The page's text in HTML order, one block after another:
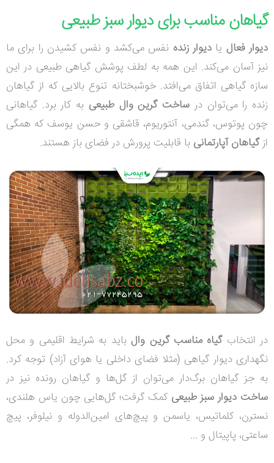
گیاهان مناسب برای دیوار سبز طبیعی
دیوار فعال یا دیوار زنده نفس می‌کشد و نفس کشیدن را برای ما
نیز آسان می‌کند. این همه به لطف پوشش گیاهی طبیعی در این
سازه گیاهی اتفاق می‌افتد. خوشبختانه تنوع بالایی که از گیاهان
زنده را می‌توان در ساخت گرین وال طبیعی به ‌کار برد. گیاهانی
چون پوتوس، گندمی، آنتوریوم، قاشقی و حسن یوسف که همگی
ازگیاهان آپارتمانی با قابلیت پرورش در فضای باز هستند.
در انتخابگیاه مناسب گرین والباید به شرایط اقلیمی و محل
نگهداری دیوار گیاهی (مثلا فضای داخلی یا هوای آزاد) توجه کرد.
به جز گیاهان برگ‌دار می‌توان از گل‌ها و گیاهان رونده نیز در
ساخت دیوار سبز طبیعیکمک گرفت؛ گل‌هایی چون یاس هلندی،
نسترن، کلماتیس، یاسمن و پیچ‌های امین‌الدوله و نیلوفر، پیچ
ساعتی، پاپیتال و ...